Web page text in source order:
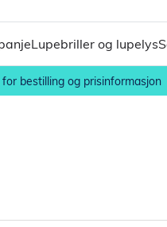
Lupebriller og lupelys
bestilling og prisinformasjon